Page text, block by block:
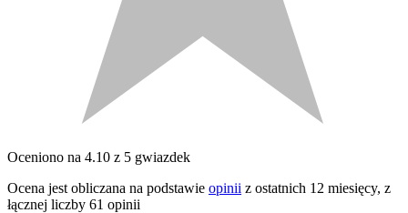
Oceniono na 4.10 z 5 gwiazdek
Ocena jest obliczana na podstawie opinii z ostatnich 12 miesięcy, z
łącznej liczby 61 opinii